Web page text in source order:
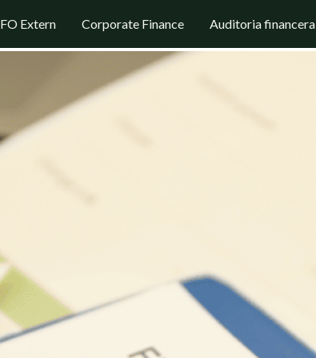
Extern Corporate Finance Auditoria financera